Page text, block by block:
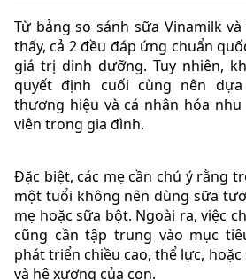
Từ bảng so sánh sữa Vinamilk
thấy, cả 2 đều đáp ứng chuẩn
giá trị dinh dưỡng. Tuy nhiên,
quyết định cuối cùng nên
thương hiệu và cá nhân hóa
viên trong gia đình.
Đặc biệt, các mẹ cần chú ý rằng
một tuổi không nên dùng sữa
mẹ hoặc sữa bột. Ngoài ra, việc
cũng cần tập trung vào mục
phát triển chiều cao, thể lực,
và hệ xương của con.